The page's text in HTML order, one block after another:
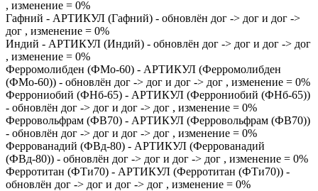
, изменение = 0%
Гафний - АРТИКУЛ (Гафний) - обновлён дог -> дог и дог ->
дог , изменение = 0%
Индий - АРТИКУЛ (Индий) - обновлён дог -> дог и дог -> дог
, изменение = 0%
Ферромолибден (ФМо-60) - АРТИКУЛ (Ферромолибден
(ФМо-60)) - обновлён дог -> дог и дог -> дог , изменение = 0%
Феррониобий (ФНб-65) - АРТИКУЛ (Феррониобий (ФНб-65))
- обновлён дог -> дог и дог -> дог , изменение = 0%
Ферровольфрам (ФВ70) - АРТИКУЛ (Ферровольфрам (ФВ70))
- обновлён дог -> дог и дог -> дог , изменение = 0%
Феррованадий (ФВд-80) - АРТИКУЛ (Феррованадий
(ФВд-80)) - обновлён дог -> дог и дог -> дог , изменение = 0%
Ферротитан (ФТи70) - АРТИКУЛ (Ферротитан (ФТи70)) -
обновлён дог -> дог и дог -> дог , изменение = 0%